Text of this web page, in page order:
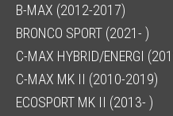
B-MAX (2012-2017)
BRONCO SPORT (2021- )
C-MAX HYBRID/ENERGI
C-MAX MK II (2010-2019)
ECOSPORT MK II (2013- )